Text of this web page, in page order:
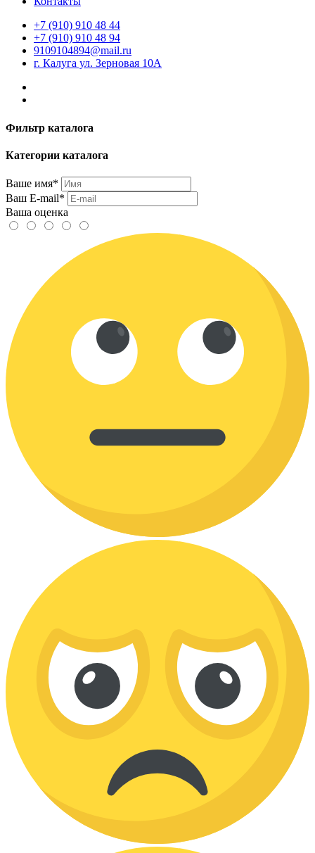
+7 (910) 910 48 44
+7 (910) 910 48 94
9109104894@mail.ru
г. Калуга ул. Зерновая 10А
Фильтр каталога
Категории каталога
Ваше имя*
Ваш E-mail*
Ваша оценка